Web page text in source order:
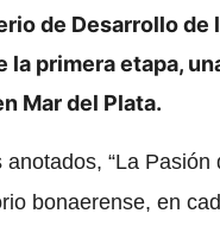
de Desarrollo de
primera etapa,
Mar del Plata.
“La Pasión
bonaerense, en